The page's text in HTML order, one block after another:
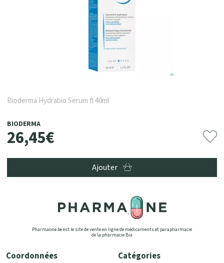
Bioderma Hydrabio Serum fl 40ml
BIODERMA
26,45€
Ajouter
Pharmaone.be est le site de vente en ligne de médicaments et parapharmacie
de la pharmacie Bia
Coordonnées Catégories